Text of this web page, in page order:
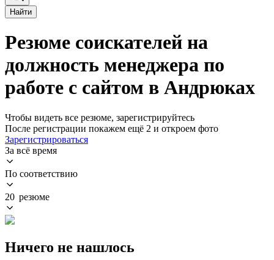
Найти
Резюме соискателей на
должность менеджера по
работе с сайтом в Андрюках
Чтобы видеть все резюме, зарегистрируйтесь
После регистрации покажем ещё 2 и откроем фото
Зарегистрироваться
За всё время
По соответствию
20 резюме
Ничего не нашлось